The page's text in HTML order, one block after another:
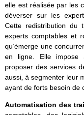
elle est réalisée par les
déverser sur les
Cette redistribution du
experts comptables et
qu’émerge une
en ligne. Elle impose
proposer des services
aussi, à segmenter leur
ayant de forts besoin de
Automatisation des